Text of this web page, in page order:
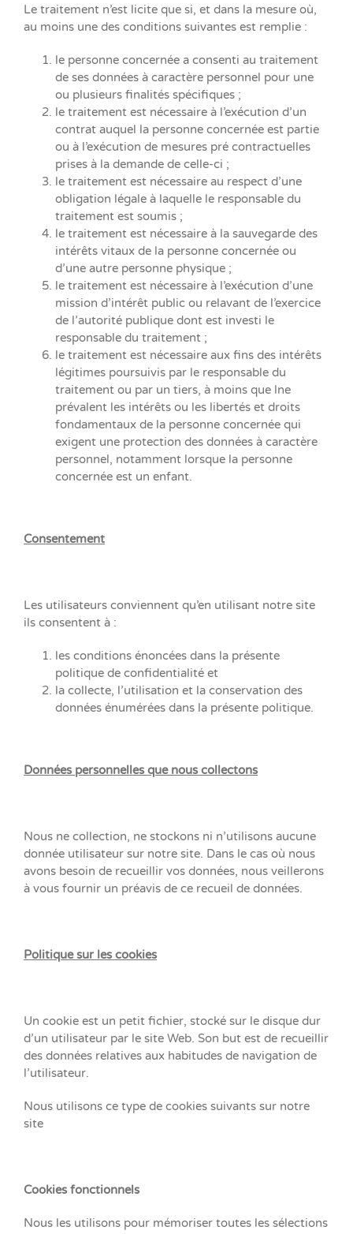
Le traitement n’est licite que si, et dans la mesure où,
au moins une des conditions suivantes est remplie :
le personne concernée a consenti au traitement
de ses données à caractère personnel pour une
ou plusieurs finalités spécifiques ;
le traitement est nécessaire à l’exécution d’un
contrat auquel la personne concernée est partie
ou à l’exécution de mesures pré contractuelles
prises à la demande de celle-ci ;
le traitement est nécessaire au respect d’une
obligation légale à laquelle le responsable du
traitement est soumis ;
le traitement est nécessaire à la sauvegarde des
intérêts vitaux de la personne concernée ou
d’une autre personne physique ;
le traitement est nécessaire à l’exécution d’une
mission d’intérêt public ou relavant de l’exercice
de l’autorité publique dont est investi le
responsable du traitement ;
le traitement est nécessaire aux fins des intérêts
légitimes poursuivis par le responsable du
traitement ou par un tiers, à moins que lne
prévalent les intérêts ou les libertés et droits
fondamentaux de la personne concernée qui
exigent une protection des données à caractère
personnel, notamment lorsque la personne
concernée est un enfant.
Consentement
Les utilisateurs conviennent qu’en utilisant notre site
ils consentent à :
les conditions énoncées dans la présente
politique de confidentialité et
la collecte, l’utilisation et la conservation des
données énumérées dans la présente politique.
Données personnelles que nous collectons
Nous ne collection, ne stockons ni n’utilisons aucune
donnée utilisateur sur notre site. Dans le cas où nous
avons besoin de recueillir vos données, nous veillerons
à vous fournir un préavis de ce recueil de données.
Politique sur les cookies
Un cookie est un petit fichier, stocké sur le disque dur
d’un utilisateur par le site Web. Son but est de recueillir
des données relatives aux habitudes de navigation de
l’utilisateur.
Nous utilisons ce type de cookies suivants sur notre
site
Cookies fonctionnels
Nous les utilisons pour mémoriser toutes les sélections